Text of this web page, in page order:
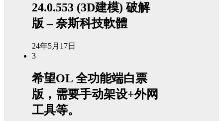
24.0.553 (3D建模) 破解
版 – 奈斯科技軟體
24年5月17日
3
希望OL 全功能端白票
版，需要手动架设+外网
工具等。